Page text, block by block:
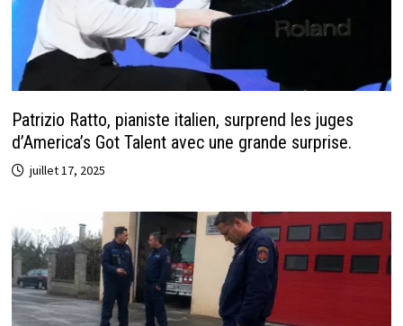
Patrizio Ratto, pianiste italien, surprend les juges
d’America’s Got Talent avec une grande surprise.
juillet 17, 2025